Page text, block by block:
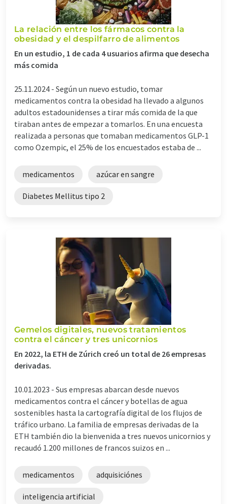
La relación entre los fármacos contra la
obesidad y el despilfarro de alimentos
En un estudio, 1 de cada 4 usuarios afirma que desecha
más comida
25.11.2024 - Según un nuevo estudio, tomar
medicamentos contra la obesidad ha llevado a algunos
adultos estadounidenses a tirar más comida de la que
tiraban antes de empezar a tomarlos. En una encuesta
realizada a personas que tomaban medicamentos GLP-1
como Ozempic, el 25% de los encuestados estaba de ...
medicamentos azúcar en sangre
Diabetes Mellitus tipo 2
Gemelos digitales, nuevos tratamientos
contra el cáncer y tres unicornios
En 2022, la ETH de Zúrich creó un total de 26 empresas
derivadas.
10.01.2023 - Sus empresas abarcan desde nuevos
medicamentos contra el cáncer y botellas de agua
sostenibles hasta la cartografía digital de los flujos de
tráfico urbano. La familia de empresas derivadas de la
ETH también dio la bienvenida a tres nuevos unicornios y
recaudó 1.200 millones de francos suizos en ...
medicamentos adquisiciónes
inteligencia artificial